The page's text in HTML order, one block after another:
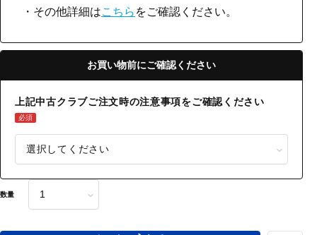
・その他詳細はこちら をご確認ください。
お買い物前にご確認ください
上記中古クラブご注文時の注意事項をご確認ください
必須
数量